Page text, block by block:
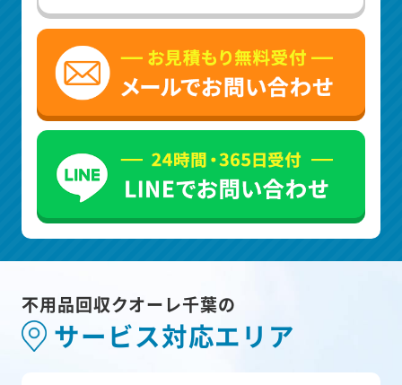
不用品回収クオーレ千葉の
サービス対応エリア